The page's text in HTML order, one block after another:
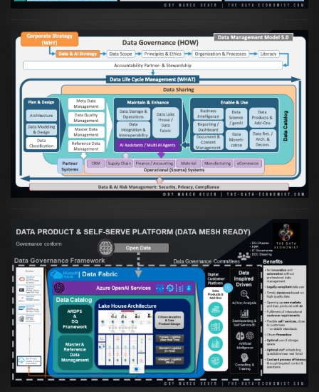
Artikel:Die moderne Architektur für
Daten- und KI-orientierte Unternehmen
VIEW
Artikel:Warum eine Data Governance
orientierte Data Fabric essenziell für
skalierbare qualitative Datenprodukte ist
VIEW